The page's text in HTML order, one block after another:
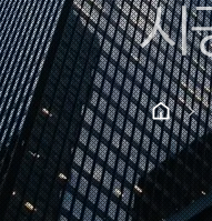
시
chevron_right